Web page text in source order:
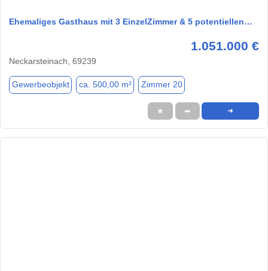
Ehemaliges Gasthaus mit 3 EinzelZimmer & 5 potentiellen…
1.051.000 €
Neckarsteinach, 69239
Gewerbeobjekt ca. 500,00 m² Zimmer 20
★ ➦ ➜